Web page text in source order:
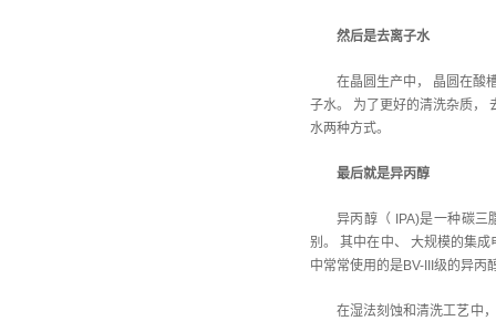
然后是去离子水
在晶圆生产中， 晶圆在酸
子水。 为了更好的清洗杂质，
水两种方式。
最后就是异丙醇
异丙醇（ IPA)是一种碳三
别。 其中在中、 大规模的集
中常常使用的是BV-III级的异丙
在湿法刻蚀和清洗工艺中